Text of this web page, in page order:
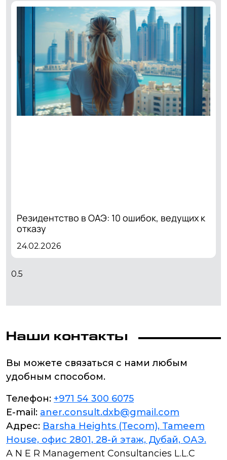
Резидентство в ОАЭ: 10 ошибок, ведущих к
отказу
24.02.2026
Наши контакты
Вы можете связаться с нами любым
удобным способом.
Телефон: +971 54 300 6075
E-mail: aner.consult.dxb@gmail.com
Адрес: Barsha Heights (Tecom), Tameem
House, офис 2801, 28-й этаж, Дубай, ОАЭ.
A N E R Management Consultancies L.L.C